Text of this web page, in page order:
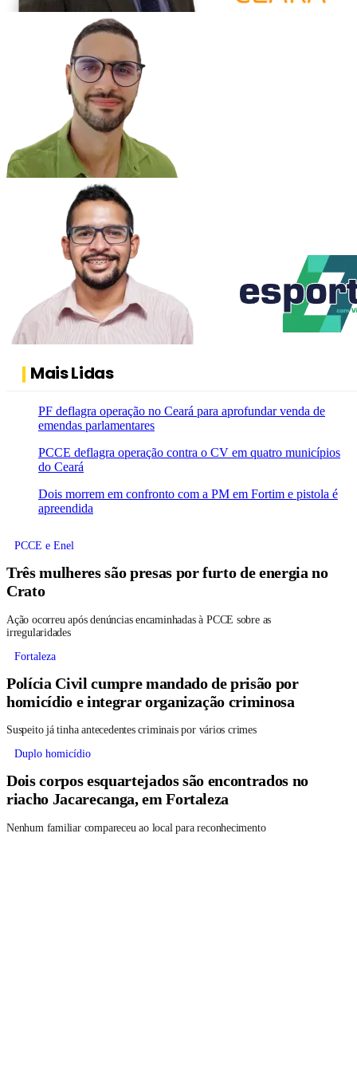
Mais Lidas
PF deflagra operação no Ceará para aprofundar venda de
emendas parlamentares
PCCE deflagra operação contra o CV em quatro municípios
do Ceará
Dois morrem em confronto com a PM em Fortim e pistola é
apreendida
PCCE e Enel
Três mulheres são presas por furto de energia no
Crato
Ação ocorreu após denúncias encaminhadas à PCCE sobre as
irregularidades
Fortaleza
Polícia Civil cumpre mandado de prisão por
homicídio e integrar organização criminosa
Suspeito já tinha antecedentes criminais por vários crimes
Duplo homicídio
Dois corpos esquartejados são encontrados no
riacho Jacarecanga, em Fortaleza
Nenhum familiar compareceu ao local para reconhecimento